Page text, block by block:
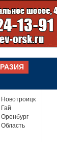
Новотроицк
Гай
Оренбург
Область